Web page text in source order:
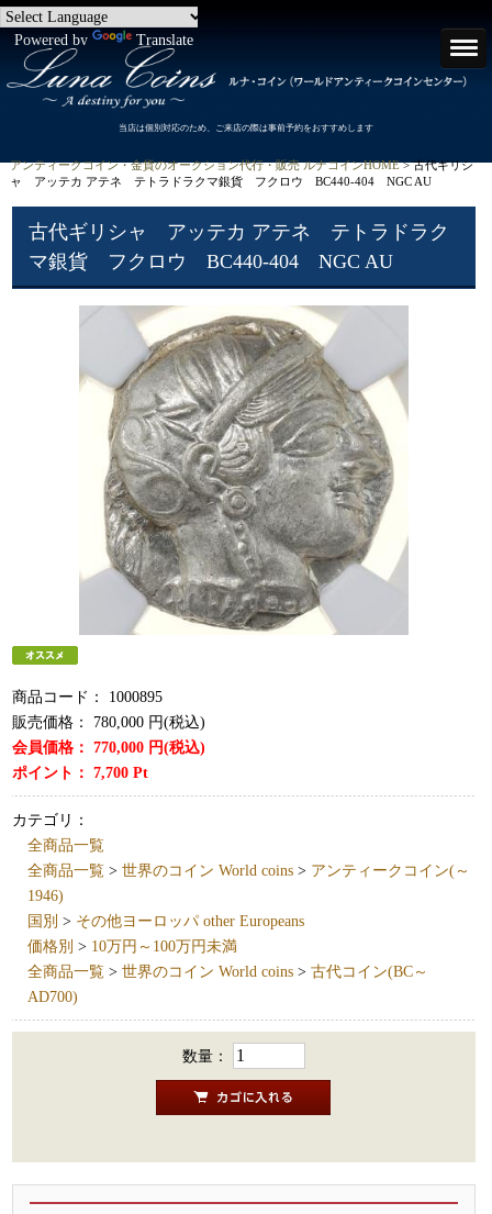
Powered by Translate
当店は個別対応のため、ご来店の際は事前予約をおすすめします
アンティークコイン・金貨のオークション代行・販売 ルナコインHOME> 古代ギリシ
ャ アッテカ アテネ テトラドラクマ銀貨 フクロウ BC440-404 NGC AU
古代ギリシャ アッテカ アテネ テトラドラク
マ銀貨 フクロウ BC440-404 NGC AU
商品コード：
1000895
販売価格：
780,000 円(税込)
会員価格：
770,000 円(税込)
ポイント：7,700 Pt
カテゴリ：
全商品一覧
全商品一覧 >世界のコイン World coins > アンティークコイン(～
1946)
国別 > その他ヨーロッパ other Europeans
価格別 > 10万円～100万円未満
全商品一覧 >世界のコイン World coins >古代コイン(BC～
AD700)
数量：